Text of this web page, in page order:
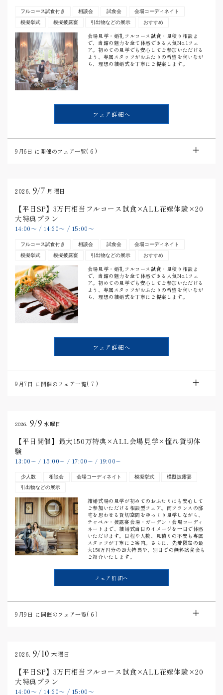
フルコース試食付き 相談会 試食会
会場コーディネイト
模擬挙式
模擬披露宴 引出物などの展示 おすすめ
会場見学・婚礼フルコース試食・見積り相談ま
で、当館の魅力を全て体感できる人気No.1フェ
ア。初めての見学でも安心してご参加いただける
よう、専属スタッフがおふたりの希望を伺いなが
ら、理想の結婚式を丁寧にご提案します。
フェア詳細へ
9月6日 に開催のフェア一覧( 6 )
2026. 9/7 月曜日
【平日SP】3万円相当フルコース試食×ALL花嫁体験×20
大特典プラン
14:00〜 / 14:30〜 / 15:00〜
フルコース試食付き 相談会 試食会
会場コーディネイト
模擬挙式
模擬披露宴 引出物などの展示 おすすめ
会場見学・婚礼フルコース試食・見積り相談ま
で、当館の魅力を全て体感できる人気No.1フェ
ア。初めての見学でも安心してご参加いただける
よう、専属スタッフがおふたりの希望を伺いなが
ら、理想の結婚式を丁寧にご提案します。
フェア詳細へ
9月7日 に開催のフェア一覧( 7 )
2026. 9/9 水曜日
【平日開催】最大150万特典×ALL会場見学×憧れ貸切体
験
13:00 〜/ 15:00〜 / 17:00 〜/ 19:00〜
少人数 相談会 会場コーディネイト 模擬挙式
模擬披露宴
引出物などの展示
結婚式場の見学が初めてのおふたりにも安心して
ご参加いただける相談型フェア。南フランスの邸
宅を思わせる貸切空間をゆっくり見学しながら、
チャペル・披露宴会場・ガーデン・会場コーディ
ネートまで、結婚式当日のイメージを一日で体感
いただけます。日程や人数、見積りの不安も専属
スタッフが丁寧にご案内。さらに、先着限定の最
大150万円分の20大特典や、別日での無料試食会も
ご紹介いたします。
フェア詳細へ
9月9日 に開催のフェア一覧( 6 )
2026. 9/10 木曜日
【平日SP】3万円相当フルコース試食×ALL花嫁体験×20
大特典プラン
14:00〜 / 14:30〜 / 15:00〜